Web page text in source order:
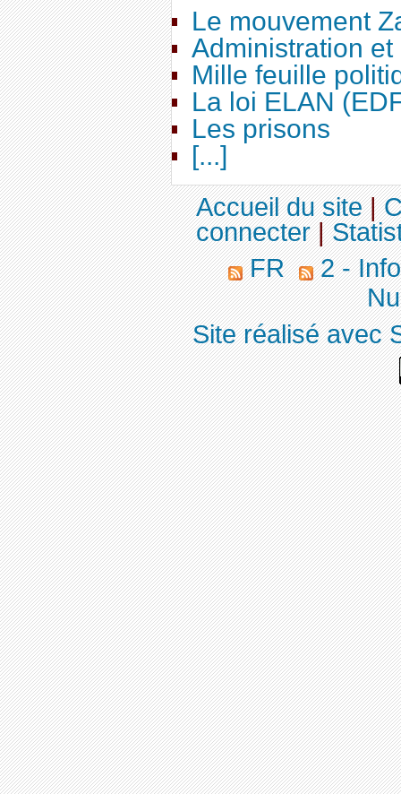
Le mouvement
Administration
Mille feuille
La loi ELAN
Les prisons
[...]
Accueil du site|
connecter|
FR
2 -
Site réalisé avec